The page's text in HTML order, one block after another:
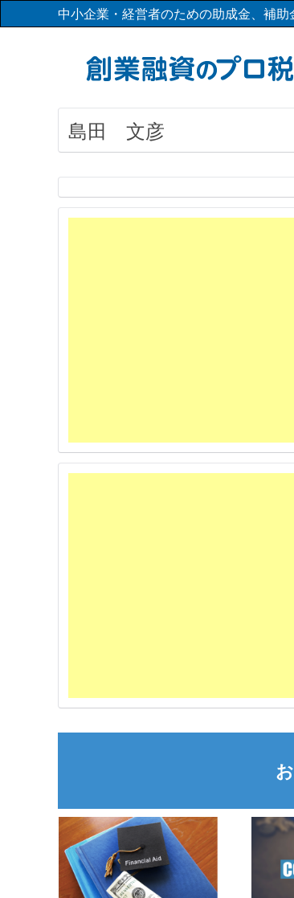
中小企業・経営者のための助成金、補
島田 文彦